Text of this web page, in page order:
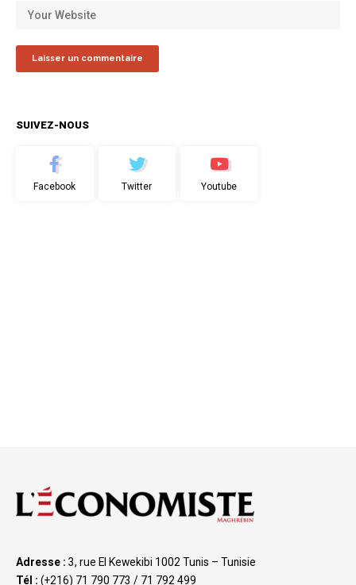
SUIVEZ-NOUS
Facebook Twitter Youtube
Adresse : 3, rue El Kewekibi 1002 Tunis – Tunisie
Tél : (+216) 71 790 773 / 71 792 499